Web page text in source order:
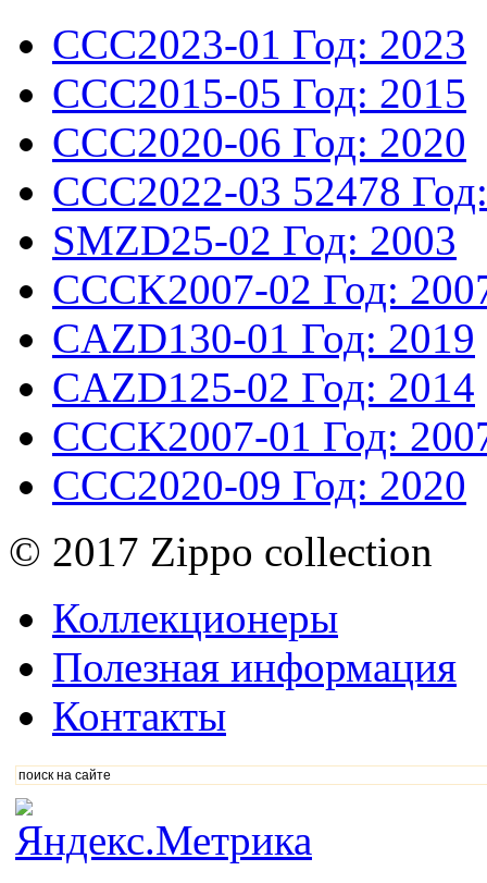
CCC2023-01 Год: 2023
CCC2015-05 Год: 2015
CCC2020-06 Год: 2020
CCC2022-03 52478
SMZD25-02 Год: 2003
CCCK2007-02 Год:
CAZD130-01 Год: 2019
CAZD125-02 Год: 2014
CCCK2007-01 Год:
CCC2020-09 Год: 2020
© 2017 Zippo collection
Коллекционеры
Полезная информация
Контакты